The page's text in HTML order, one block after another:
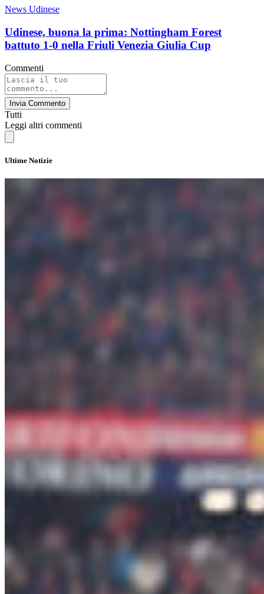
News Udinese
Udinese, buona la prima: Nottingham Forest
battuto 1-0 nella Friuli Venezia Giulia Cup
Commenti
Invia Commento
Tutti
Leggi altri commenti
Ultime Notizie